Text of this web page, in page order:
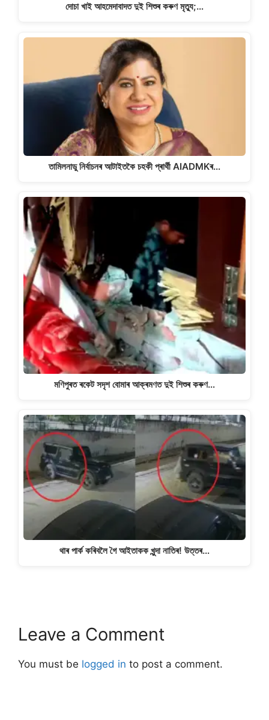
দোচা খাই আহমেদাবাদত দুই শিশুৰ কৰুণ মৃত্যু;…
তামিলনাডু নিৰ্বাচনৰ আটাইতকৈ চহকী প্ৰাৰ্থী AIADMKৰ…
মণিপুৰত ৰকেট সদৃশ বোমাৰ আক্ৰমণত দুই শিশুৰ কৰুণ…
থাৰ পাৰ্ক কৰিবলৈ গৈ আইতাকক খুন্দা নাতিৰ! উত্তৰ…
Leave a Comment
You must be logged in to post a comment.